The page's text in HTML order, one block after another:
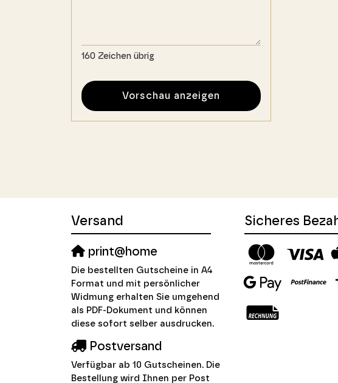
160 Zeichen übrig
Vorschau anzeigen
Versand
print@home
Die bestellten Gutscheine in A4
Format und mit persönlicher
Widmung erhalten Sie umgehend
als PDF-Dokument und können
diese sofort selber ausdrucken.
Postversand
Verfügbar ab 10 Gutscheinen. Die
Bestellung wird Ihnen per Post
Sicheres